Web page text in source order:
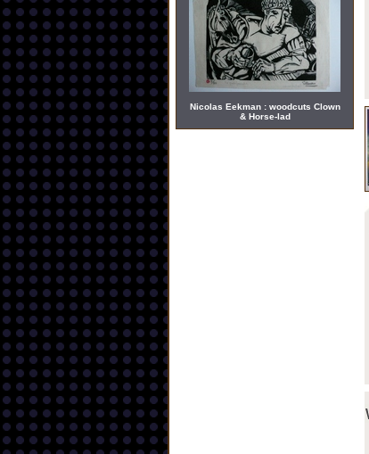
Nicolas Eekman : woodcuts Clown
& Horse-lad